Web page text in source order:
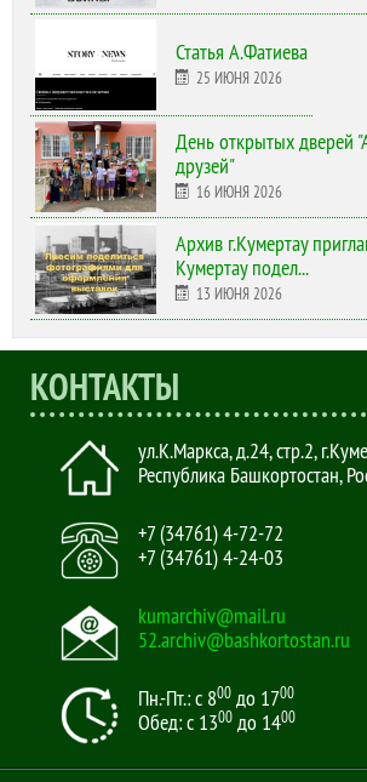
Статья А.Фатиева
25 ИЮНЯ 2026
День открытых дверей
друзей"
16 ИЮНЯ 2026
Архив г.Кумертау
Кумертау подел...
13 ИЮНЯ 2026
КОНТАКТЫ
ул.К.Маркса, д.24, стр.2,
Республика Башкортостан,
+7 (34761) 4-72-72
+7 (34761) 4-24-03
kumarchiv@mail.ru
52.archiv@bashkortostan.ru
Пн.-Пт.: с 800 до 1700
Обед: с 1300 до 1400